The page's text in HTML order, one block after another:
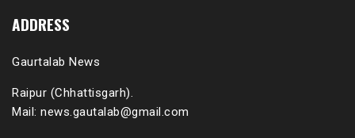
ADDRESS
Gaurtalab News
Raipur (Chhattisgarh).
Mail: news.gautalab@gmail.com